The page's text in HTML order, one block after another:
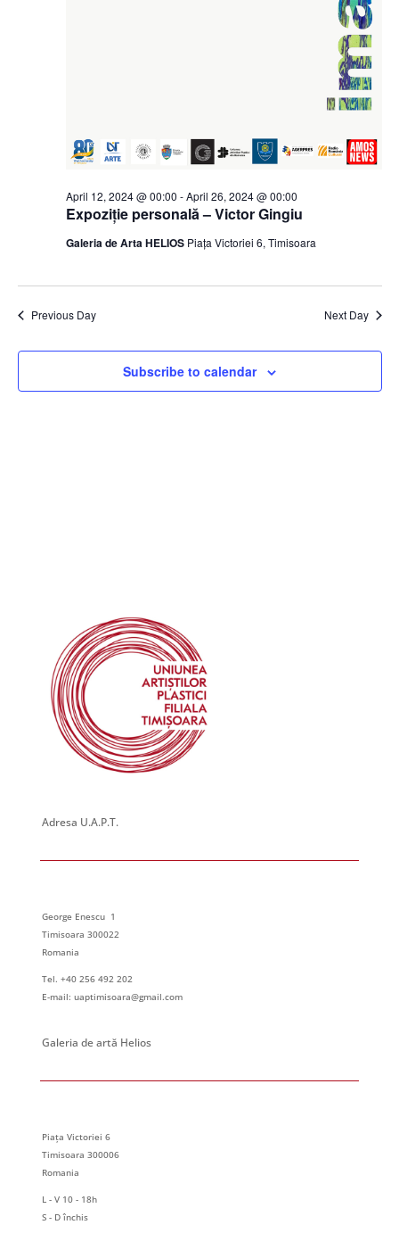
Expoziție personală – Victor Gingiu
April 12, 2024 @ 00:00 -April 26, 2024 @ 00:00
Galeria de Arta HELIOS Piața Victoriei 6, Timisoara
Previous Day Next Day
Subscribe to calendar
Adresa U.A.P.T.
George Enescu 1
Timisoara 300022
Romania
Tel. +40 256 492 202
E-mail: uaptimisoara@gmail.com
Galeria de artă Helios
Piața Victoriei 6
Timisoara 300006
Romania
L - V 10 - 18h
S - D închis